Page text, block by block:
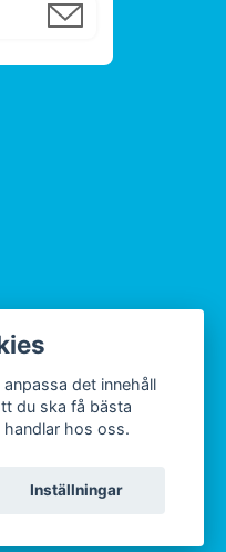
det innehåll
du ska få bästa
handlar hos oss.
Inställningar